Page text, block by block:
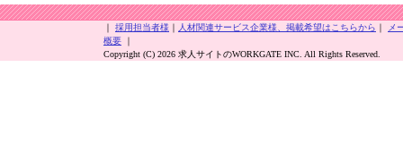
｜ 採用担当者様 ｜ 人材関連サービス企業様、掲載希望はこちらから ｜
メ
概要 ｜
Copyright (C) 2026 求人サイトのWORKGATE INC. All Rights Reserved.